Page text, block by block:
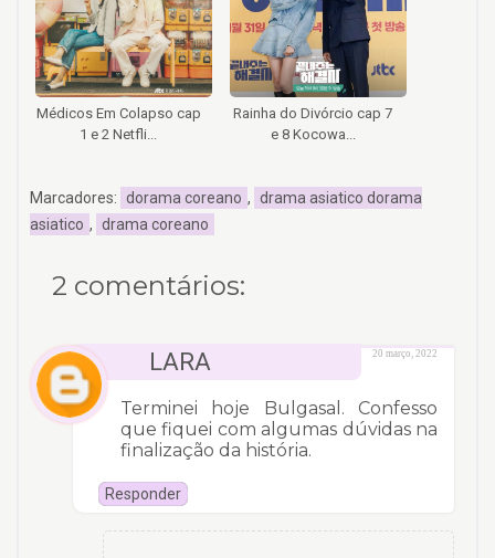
Médicos Em Colapso cap
1 e 2 Netfli...
Rainha do Divórcio cap 7
e 8 Kocowa...
Marcadores: dorama coreano , drama asiatico dorama
asiatico , drama coreano
2 comentários:
LARA 20 março, 2022
Terminei hoje Bulgasal. Confesso
que fiquei com algumas dúvidas na
finalização da história.
Responder